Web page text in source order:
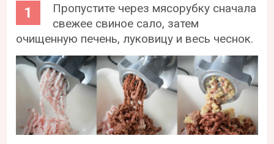
Пропустите через мясорубку сначала
свежее свиное сало, затем
очищенную печень, луковицу и весь чеснок.